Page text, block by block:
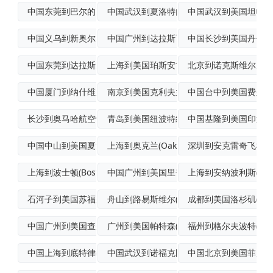
中国东莞到巴尔的摩标准空运中国武汉到夏洛特门到门空运中国武汉到美国坦帕
中国义乌到新奥尔良空运派送中国广州到达拉斯飞机运输中国长沙到美国丹佛
中国东莞到达拉斯空运派送上海到美国珀斯安博伊(PerthAmbo
北京到诺克斯维尔空
中国厦门到纳什维尔(Nashville)南京到美国克利夫兰拼货空运中国台中到美国费尔
长沙到奥马哈航空快递青岛到美国纽波特纽斯(NewportNe
中国基隆到美国印第
中国中山到美国夏洛特标准空运上海到奥克兰(Oakland)海运深圳到安克雷奇飞机
上海到波士顿(Boston)国际海空联运中国广州到美国里奇菲尔德帕克(Ridge
上海到安纳波利斯
石河子到美国苏福尔斯空运派送舟山到路易斯维尔(Louisville)成都到美国洛杉矶
中国广州到美国查尔斯顿空运物流专线
广州到美国帕特森(Paterson)港到
福州到格尔夫波特
中国上海到底特律(Detroit)海空联中国武汉到诺福克国际海空联运中国北京到美国菲尼